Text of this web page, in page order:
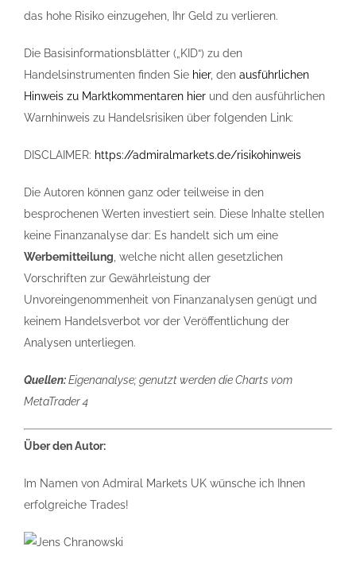
das hohe Risiko einzugehen, Ihr Geld zu verlieren.
Die Basisinformationsblätter („KID“) zu den
Handelsinstrumenten finden Sie hier, den ausführlichen
Hinweis zu Marktkommentaren hier und den ausführlichen
Warnhinweis zu Handelsrisiken über folgenden Link:
DISCLAIMER: https://admiralmarkets.de/risikohinweis
Die Autoren können ganz oder teilweise in den
besprochenen Werten investiert sein. Diese Inhalte stellen
keine Finanzanalyse dar: Es handelt sich um eine
Werbemitteilung , welche nicht allen gesetzlichen
Vorschriften zur Gewährleistung der
Unvoreingenommenheit von Finanzanalysen genügt und
keinem Handelsverbot vor der Veröffentlichung der
Analysen unterliegen.
Quellen:Eigenanalyse; genutzt werden die Charts vom
MetaTrader 4
Über den Autor:
Im Namen von Admiral Markets UK wünsche ich Ihnen
erfolgreiche Trades!